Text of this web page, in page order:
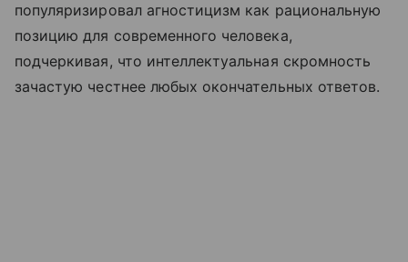
популяризировал агностицизм как рациональную
позицию для современного человека,
подчеркивая, что интеллектуальная скромность
зачастую честнее любых окончательных ответов.